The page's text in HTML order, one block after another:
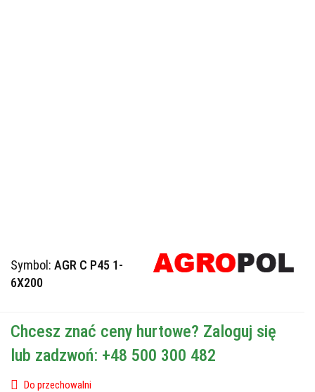
Symbol: AGR C P45 1-
6X200
Chcesz znać ceny hurtowe? Zaloguj się
lub zadzwoń: +48 500 300 482
Do przechowalni